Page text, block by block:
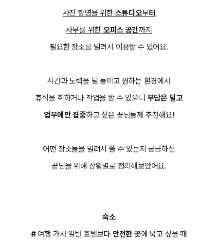
사진 촬영을 위한 스튜디오부터
사무를 위한오피스 공간까지
필요한 장소를 빌려서 이용할 수 있어요.
시간과 노력을 덜 들이고 원하는 환경에서
휴식을 취하거나 작업을 할 수 있으니 부담은 덜고
업무에만 집중하고 싶은 꾿님들께 추천해요!
어떤 장소들을 빌려서 쓸 수 있는지 궁금하신
꾿님을 위해 상황별로 정리해보았어요.
숙소
#여행 가서 일반 호텔보다 안전한 곳에 묵고 싶을 때